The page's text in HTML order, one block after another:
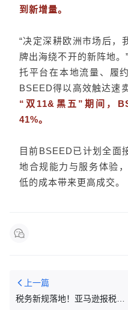
到新增量。
“决定深耕欧洲市场后，
牌出海绕不开的新阵地
托平台在本地流量、履
BSEED得以高效触达速
“双11&黑五”期间，
41%。
目前BSEED已计划全面
地合规能力与服务体验
低的成本带来更高成交。
上一篇
税务新规落地！亚马逊报税数